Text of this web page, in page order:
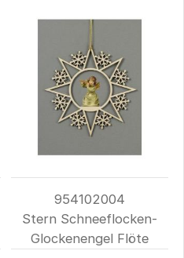
954102004
Stern Schneeflocken-
Glockenengel Flöte